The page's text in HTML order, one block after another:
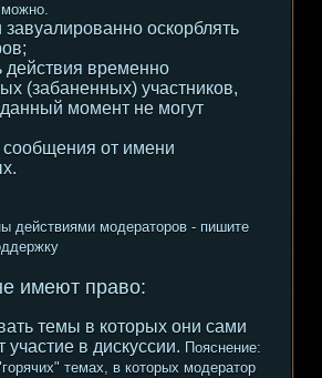
оскорблять
действия временно
(забаненных) участников,
момент не могут
от имени
действиями модераторов - пишите
имеют право:
темы в которых они сами
в дискуссии. Пояснение:
темах, в которых модератор